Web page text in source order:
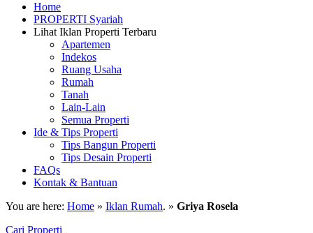
Home
PROPERTI Syariah
Lihat Iklan Properti Terbaru
Apartemen
Indekos
Ruang Usaha
Rumah
Tanah
Lain-Lain
Semua Properti
Ide & Tips Properti
Tips Bangun Properti
Tips Desain Properti
FAQs
Kontak & Bantuan
You are here: Home » Iklan Rumah. » Griya Rosela
Cari Properti